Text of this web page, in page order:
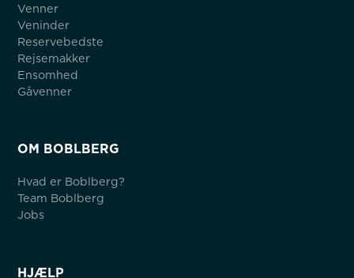
Venner
Veninder
Reservebedste
Rejsemakker
Ensomhed
Gåvenner
OM BOBLBERG
Hvad er Boblberg?
Team Boblberg
Jobs
HJÆLP